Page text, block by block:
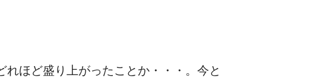
れほど盛り上がったことか・・・。今と